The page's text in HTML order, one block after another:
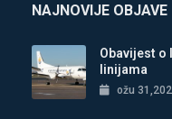
NAJNOVIJE OBJAVE
Obavijest o
linijama
ožu